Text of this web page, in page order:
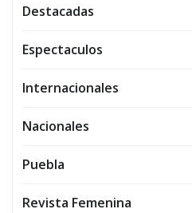
Destacadas
Espectaculos
Internacionales
Nacionales
Puebla
Revista Femenina